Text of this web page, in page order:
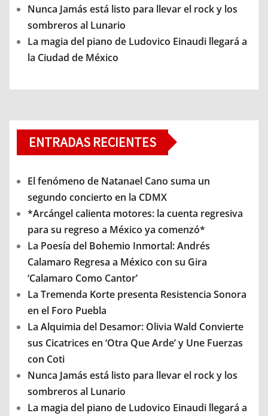
Nunca Jamás está listo para llevar el rock y los
sombreros al Lunario
La magia del piano de Ludovico Einaudi llegará a
la Ciudad de México
ENTRADAS RECIENTES
El fenómeno de Natanael Cano suma un
segundo concierto en la CDMX
*Arcángel calienta motores: la cuenta regresiva
para su regreso a México ya comenzó*
La Poesía del Bohemio Inmortal: Andrés
Calamaro Regresa a México con su Gira
‘Calamaro Como Cantor’
La Tremenda Korte presenta Resistencia Sonora
en el Foro Puebla
La Alquimia del Desamor: Olivia Wald Convierte
sus Cicatrices en ‘Otra Que Arde’ y Une Fuerzas
con Coti
Nunca Jamás está listo para llevar el rock y los
sombreros al Lunario
La magia del piano de Ludovico Einaudi llegará a